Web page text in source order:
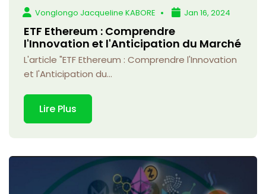
Vonglongo Jacqueline KABORE Jan 16, 2024
ETF Ethereum : Comprendre
l'Innovation et l'Anticipation du Marché
L'article "ETF Ethereum : Comprendre l'Innovation
et l'Anticipation du...
Lire Plus